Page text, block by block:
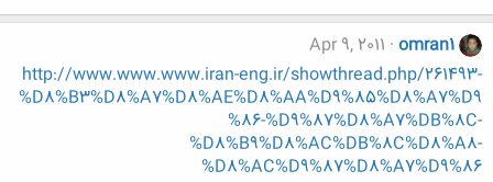
omran1
Apr 9, 2011
http://www.www.www.iran-eng.ir/showthread.php/261493-
%D8%B3%D8%A7%D8%AE%D8%AA%D9%85%D8%A7%D9
%86-%D9%87%D8%A7%DB%8C-
%D8%B9%D8%AC%DB%8C%D8%A8-
%D8%AC%D9%87%D8%A7%D9%86